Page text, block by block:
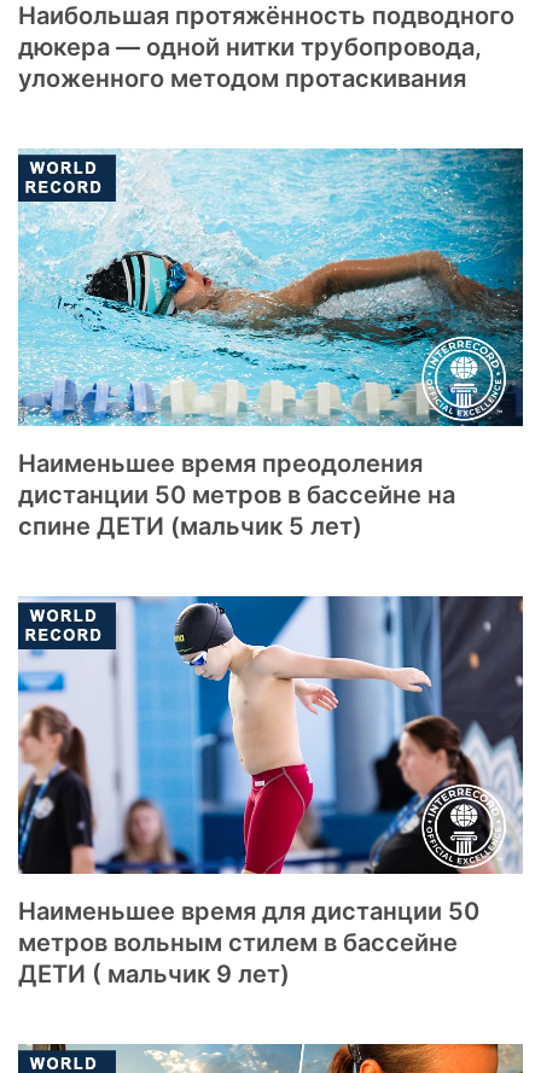
Наибольшая протяжённость подводного
дюкера — одной нитки трубопровода,
уложенного методом протаскивания
Наименьшее время преодоления
дистанции 50 метров в бассейне на
спине ДЕТИ (мальчик 5 лет)
Наименьшее время для дистанции 50
метров вольным стилем в бассейне
ДЕТИ ( мальчик 9 лет)